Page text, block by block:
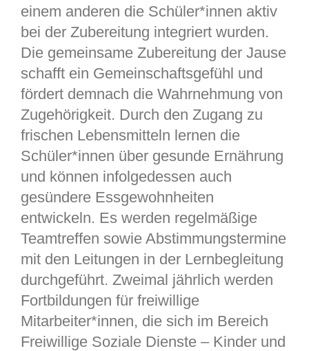
einem anderen die Schüler*innen aktiv
bei der Zubereitung integriert wurden.
Die gemeinsame Zubereitung der Jause
schafft ein Gemeinschaftsgefühl und
fördert demnach die Wahrnehmung von
Zugehörigkeit. Durch den Zugang zu
frischen Lebensmitteln lernen die
Schüler*innen über gesunde Ernährung
und können infolgedessen auch
gesündere Essgewohnheiten
entwickeln. Es werden regelmäßige
Teamtreffen sowie Abstimmungstermine
mit den Leitungen in der Lernbegleitung
durchgeführt. Zweimal jährlich werden
Fortbildungen für freiwillige
Mitarbeiter*innen, die sich im Bereich
Freiwillige Soziale Dienste – Kinder und